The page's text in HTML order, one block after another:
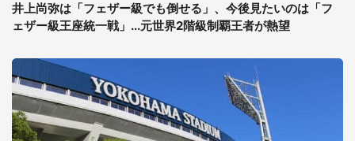
井上尚弥は「フェザー級でも倒せる」、今後見たいのは「フ
ェザー級王座統一戦」...元世界2階級制覇王者が熱望